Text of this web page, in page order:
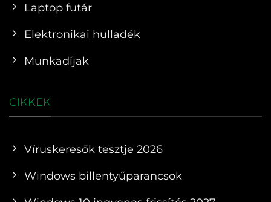
Laptop futár
Elektronikai hulladék
Munkadíjak
CIKKEK
Víruskeresők tesztje 2026
Windows billentyűparancsok